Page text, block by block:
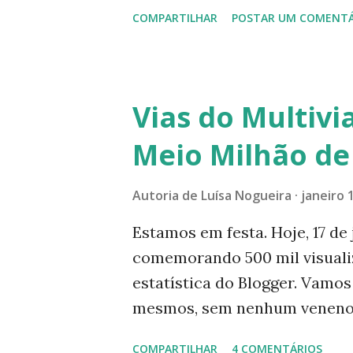
direcionadas ao meio
muita preocupação. Entrar
compras de supermercado e
moda. E, pra não morrer de
por não poder ir naqueles
criamos, trabalhamos em
muito pra restaurantes,
shoppings, apesar deste
todos pensam assim,
div...
COMPARTILHAR POSTAR UM
Vias do
Meio Milhão
Autoria de Luísa Nogueira janeiro
Estamos em festa. Hoje, 17
comemorando 500 mil
estatística do Blogger.
mesmos, sem nenhum
COMPARTILHAR 4 COMENTÁRIOS